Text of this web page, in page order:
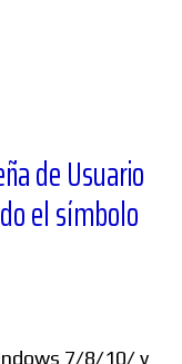
de Usuario
el símbolo
7/8/10/ y